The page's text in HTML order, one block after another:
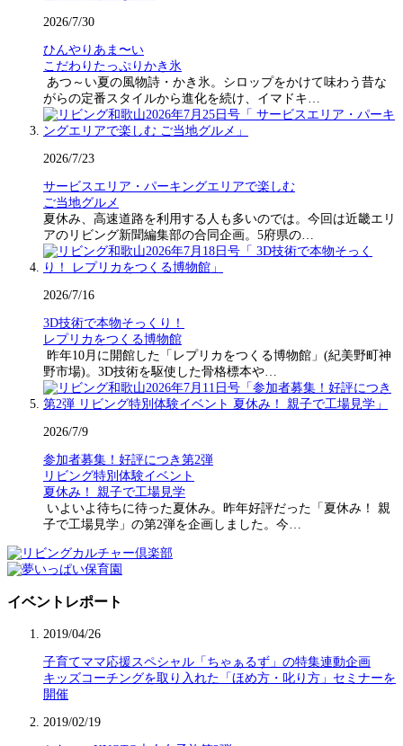
2026/7/30
ひんやりあま〜い
こだわりたっぷりかき氷
あつ～い夏の風物詩・かき氷。シロップをかけて味わう昔な
がらの定番スタイルから進化を続け、イマドキ…
2026/7/23
サービスエリア・パーキングエリアで楽しむ
ご当地グルメ
夏休み、高速道路を利用する人も多いのでは。今回は近畿エリ
アのリビング新聞編集部の合同企画。5府県の…
2026/7/16
3D技術で本物そっくり！
レプリカをつくる博物館
昨年10月に開館した「レプリカをつくる博物館」(紀美野町神
野市場)。3D技術を駆使した骨格標本や…
2026/7/9
参加者募集！好評につき第2弾
リビング特別体験イベント
夏休み！ 親子で工場見学
いよいよ待ちに待った夏休み。昨年好評だった「夏休み！ 親
子で工場見学」の第2弾を企画しました。今…
イベントレポート
2019/04/26
子育てママ応援スペシャル「ちゃぁるず」の特集連動企画
キッズコーチングを取り入れた「ほめ方・叱り方」セミナーを
開催
2019/02/19